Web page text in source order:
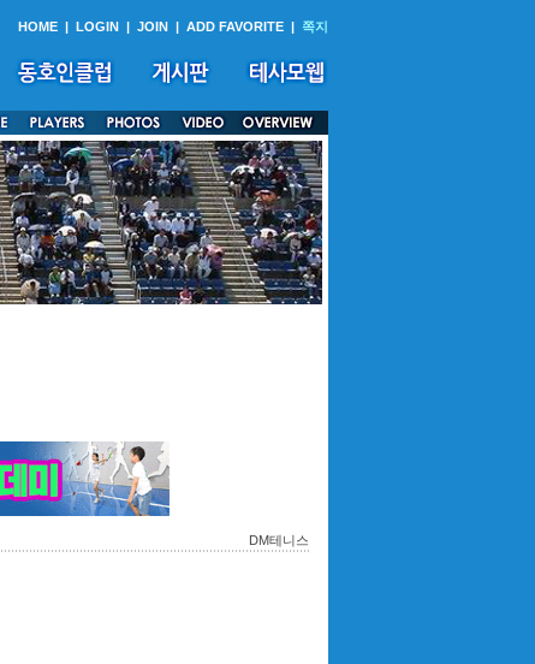
HOME | LOGIN | JOIN | ADD FAVORITE | 쪽지
DM테니스